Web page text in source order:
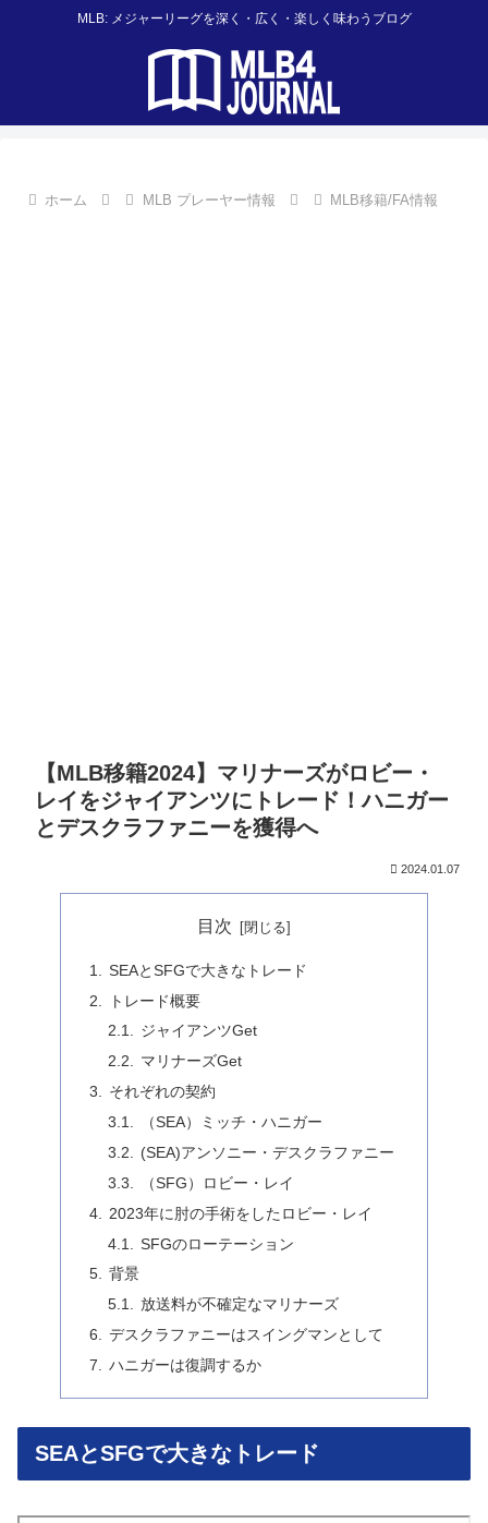
MLB: メジャーリーグを深く・広く・楽しく味わうブログ
ホーム MLB プレーヤー情報 MLB移籍/FA情報
【MLB移籍2024】マリナーズがロビー・
レイをジャイアンツにトレード！ハニガー
とデスクラファニーを獲得へ
2024.01.07
目次
SEAとSFGで大きなトレード
トレード概要
ジャイアンツGet
マリナーズGet
それぞれの契約
（SEA）ミッチ・ハニガー
(SEA)アンソニー・デスクラファニー
（SFG）ロビー・レイ
2023年に肘の手術をしたロビー・レイ
SFGのローテーション
背景
放送料が不確定なマリナーズ
デスクラファニーはスイングマンとして
ハニガーは復調するか
SEAとSFGで大きなトレード